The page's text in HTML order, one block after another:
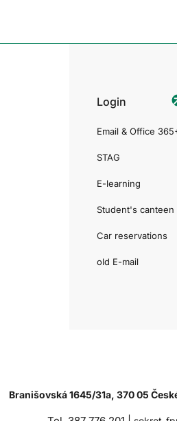
Login
Email & Office
STAG
E-learning
Student's canteen
Car reservations
old E-mail
Branišovská 1645/31a, 370 05